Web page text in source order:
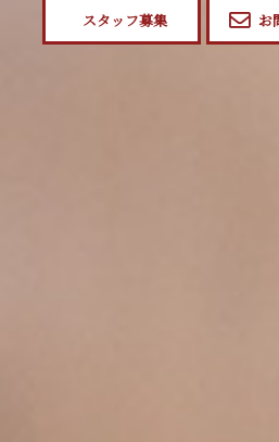
スタッフ募集 お